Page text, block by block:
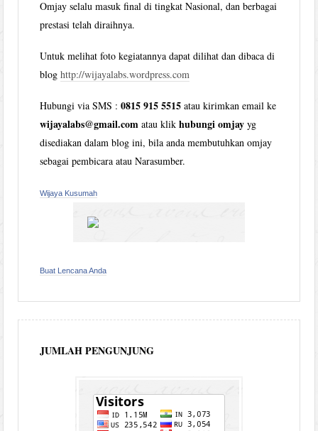
Omjay selalu masuk final di tingkat Nasional, dan berbagai
prestasi telah diraihnya.
Untuk melihat foto kegiatannya dapat dilihat dan dibaca di
bloghttp://wijayalabs.wordpress.com
Hubungi via SMS :0815 915 5515 atau kirimkan email ke
wijayalabs@gmail.com atau klikhubungi omjay yg
disediakan dalam blog ini, bila anda membutuhkan omjay
sebagai pembicara atau Narasumber.
Wijaya Kusumah
Buat Lencana Anda
JUMLAH PENGUNJUNG